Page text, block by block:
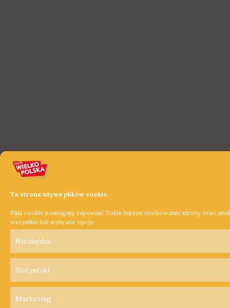
Ta strona używa plików cookie.
Pliki cookie pomagają zapewnić Tobie lepsze użytkowanie strony oraz
wszystkie lub wybrane opcje.
Niezbędne
Statystyki
Marketing